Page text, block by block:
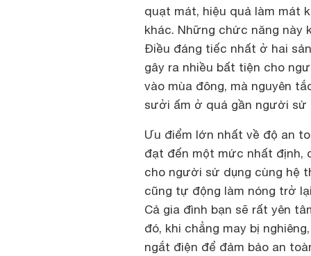
quạt mát, hiệu quả làm mát
khác. Những chức năng này
Điều đáng tiếc nhất ở hai
gây ra nhiều bất tiện cho
vào mùa đông, mà nguyên
sưởi ấm ở quá gần người sử
Ưu điểm lớn nhất về độ an
đạt đến một mức nhất định,
cho người sử dụng cùng hệ
cũng tự động làm nóng trở
Cả gia đình bạn sẽ rất yên
đó, khi chẳng may bị
ngắt điện để đảm bảo an